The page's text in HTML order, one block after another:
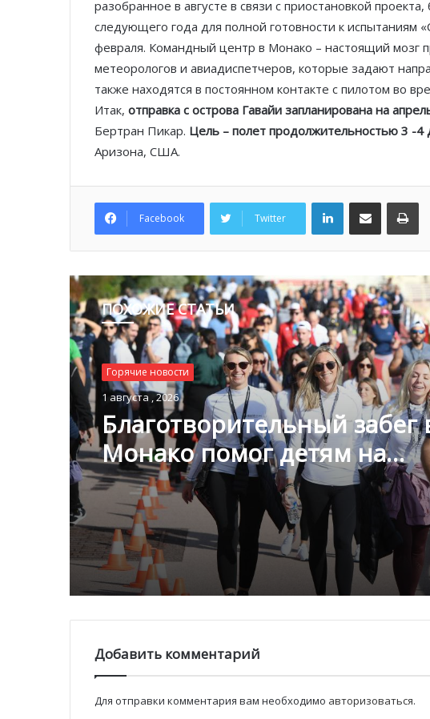
разобранное в августе в связи с приостановкой
следующего года для полной готовности к испытаниям
февраля. Командный центр в Монако – настоящий мозг
метеорологов и авиадиспетчеров, которые задают
также находятся в постоянном контакте с пилотом во
Итак, отправка с острова Гавайи запланирована на
Бертран Пикар. Цель – полет продолжительностью 3 -4
Аризона, США.
Facebook Twitter
LinkedInПоделиться по электронной почте
ПОХОЖИЕ СТАТЬИ
Горячие новости
1 августа , 2026
Благотворительный забег
Монако помог детям на
пяти континентах
Добавить комментарий
Для отправки комментария вам необходимо авторизоваться.